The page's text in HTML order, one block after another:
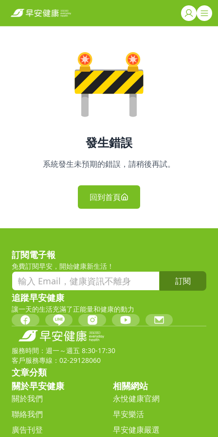
發生錯誤
系統發生未預期的錯誤，請稍後再試。
回到首頁
訂閱電子報
免費訂閱早安，開始健康新生活！
訂閱
追蹤早安健康
讓一天的生活充滿了正能量和健康的動力
服務時間：週一～週五 8:30-17:30
客戶服務專線：02-29128060
文章分類
關於早安健康
關於我們
聯絡我們
廣告刊登
相關網站
永悅健康官網
早安樂活
早安健康嚴選